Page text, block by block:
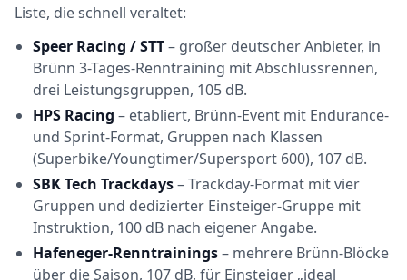
Liste, die schnell veraltet:
Speer Racing / STT– großer deutscher Anbieter, in
Brünn 3-Tages-Renntraining mit Abschlussrennen,
drei Leistungsgruppen, 105 dB.
HPS Racing – etabliert, Brünn-Event mit Endurance-
und Sprint-Format, Gruppen nach Klassen
(Superbike/Youngtimer/Supersport 600), 107 dB.
SBK Tech Trackdays– Trackday-Format mit vier
Gruppen und dedizierter Einsteiger-Gruppe mit
Instruktion, 100 dB nach eigener Angabe.
Hafeneger-Renntrainings– mehrere Brünn-Blöcke
über die Saison, 107 dB, für Einsteiger „ideal